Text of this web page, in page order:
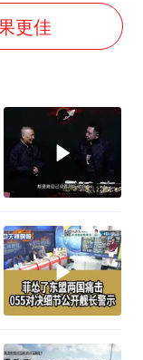
》歌王
茶到底有多火
好增长态势
东航：国内客票提前14天免费退改
更佳